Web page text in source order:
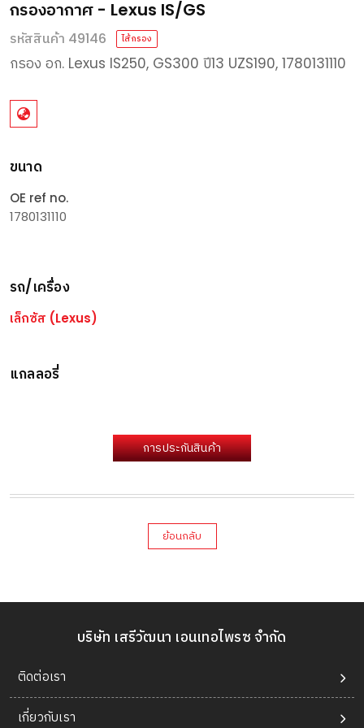
กรองอากาศ - Lexus IS/GS
รหัสสินค้า 49146 ไส้กรอง
กรอง อก. Lexus IS250, GS300 ปี13 UZS190, 1780131110
ขนาด
OE ref no.
1780131110
รถ/เครื่อง
เล็กซัส (Lexus)
แกลลอรี่
การประกันสินค้า
ย้อนกลับ
บริษัท เสรีวัฒนา เอนเทอไพรซ จำกัด
ติดต่อเรา
เกี่ยวกับเรา